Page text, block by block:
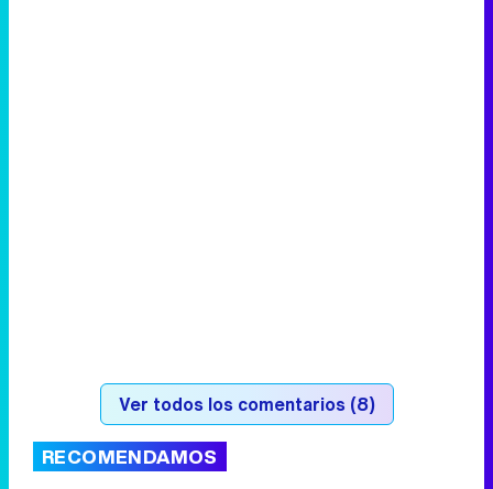
Ver todos los comentarios (8)
RECOMENDAMOS